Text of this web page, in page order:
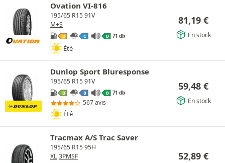
Ovation VI-816
195/65 R15 91V
M+S
D C B 71 db
Été
81,19 €
En stock
Dunlop Sport Bluresponse
195/65 R15 91V
B B B 71 db
567 avis
Été
59,48 €
En stock
Tracmax A/S Trac Saver
195/65 R15 95H
XL 3PMSF 52,89 €